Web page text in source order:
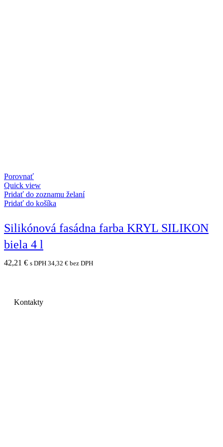
Porovnať
Quick view
Pridať do zoznamu želaní
Pridať do košíka
Silikónová fasádna farba KRYL SILIKON
biela 4 l
42,21 € s DPH 34,32 € bez DPH
Kontakty